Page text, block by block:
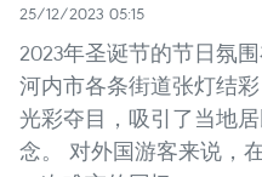
25/12/2023 05:15
2023年圣诞节的节日氛
河内市各条街道张灯结
光彩夺目，吸引了当地
念。 对外国游客来说，